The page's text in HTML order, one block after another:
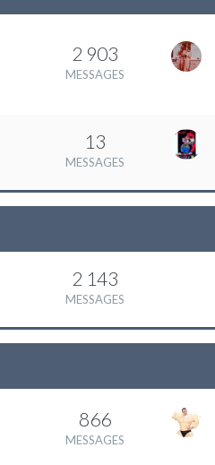
2 903
MESSAGES
13
MESSAGES
2 143
MESSAGES
866
MESSAGES